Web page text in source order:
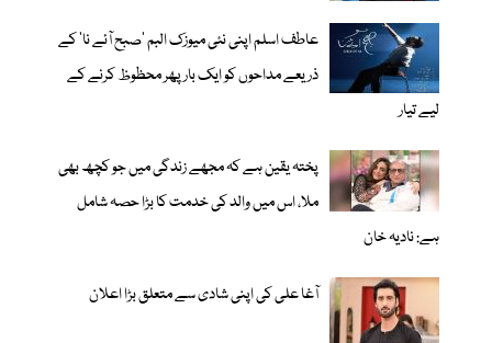
عاطف اسلم اپنی نئی میوزک البم 'صبح آئے نا' کے
ذریعے مداحوں کو ایک بار پھر محظوظ کرنے کے
لیے تیار
پختہ یقین ہے کہ مجھے زندگی میں جو کچھ بھی
ملا، اس میں والد کی خدمت کا بڑا حصہ شامل
ہے: نادیہ خان
آغا علی کی اپنی شادی سے متعلق بڑا اعلان